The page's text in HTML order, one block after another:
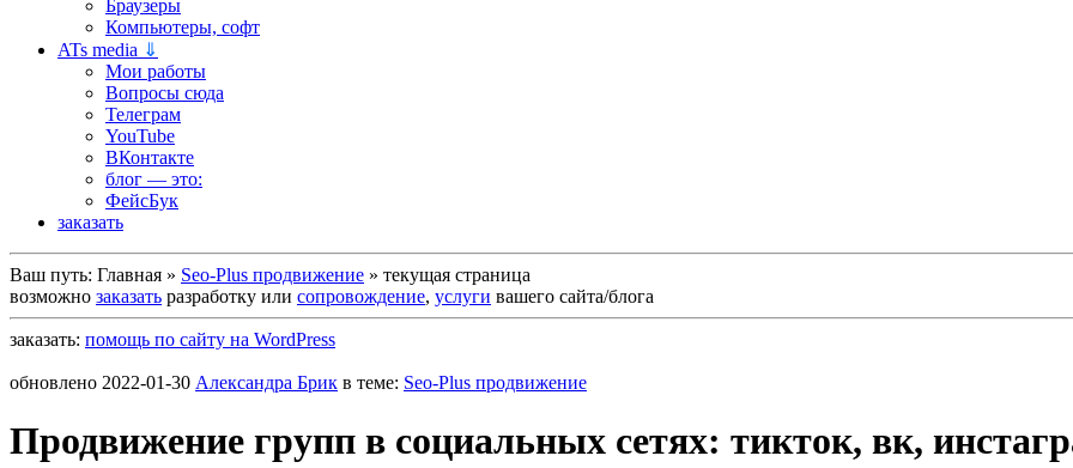
Браузеры
Компьютеры, софт
ATs media ⇓
Мои работы
Вопросы сюда
Телеграм
YouTube
ВКонтакте
блог — это:
ФейсБук
заказать
Ваш путь: Главная » Seo-Plus продвижение » текущая страница
возможно заказать разработку или сопровождение, услуги вашего сайта/блога
заказать: помощь по сайту на WordPress
обновлено 2022-01-30 Александра Брик в теме: Seo-Plus продвижение
Продвижение групп в социальных сетях: тикток, вк,